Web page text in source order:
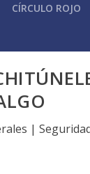
CÍRCULO ROJO
|